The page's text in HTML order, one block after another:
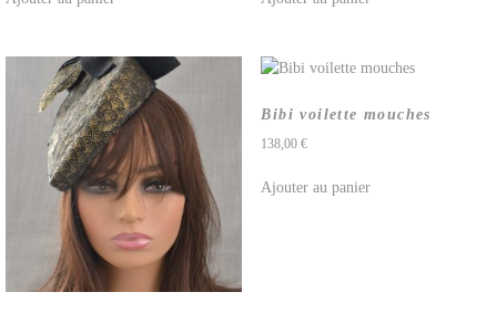
Bibi voilette mouches
138,00€
Ajouter au panier